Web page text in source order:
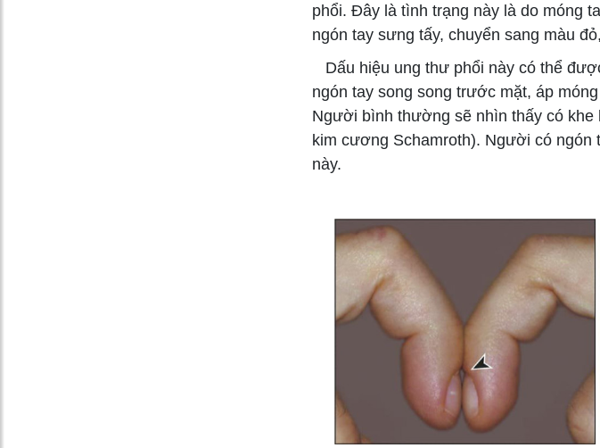
phổi. Đây là tình trạng này là do móng
ngón tay sưng tấy, chuyển sang màu
Dấu hiệu ung thư phổi này có thể
ngón tay song song trước mặt, áp
Người bình thường sẽ nhìn thấy có
kim cương Schamroth). Người có ngón
này.